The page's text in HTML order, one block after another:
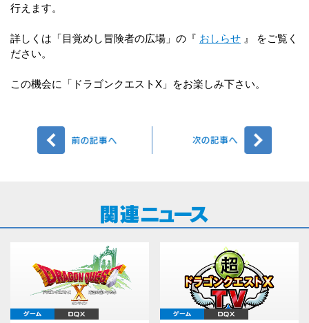
行えます。
詳しくは「目覚めし冒険者の広場」の『 おしらせ 』 をご覧く
ださい。
この機会に「ドラゴンクエストX」をお楽しみ下さい。
ゲーム ゲーム